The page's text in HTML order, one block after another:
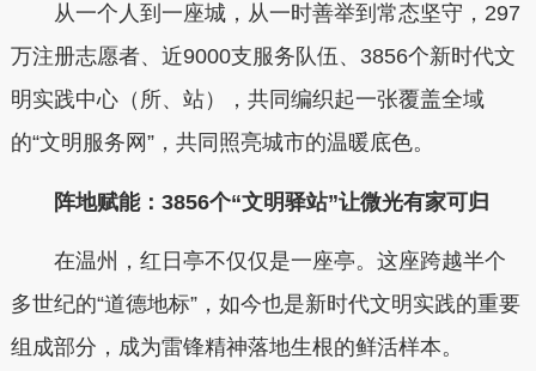
从一个人到一座城，从一时善举到常态坚守，297
万注册志愿者、近9000支服务队伍、3856个新时代文
明实践中心（所、站），共同编织起一张覆盖全域
的“文明服务网”，共同照亮城市的温暖底色。
阵地赋能：3856个“文明驿站”让微光有家可归
在温州，红日亭不仅仅是一座亭。这座跨越半个
多世纪的“道德地标”，如今也是新时代文明实践的重要
组成部分，成为雷锋精神落地生根的鲜活样本。